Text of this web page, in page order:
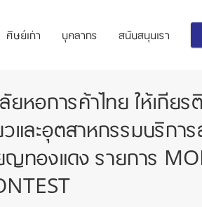
ศิษย์เก่า บุคลากร สนับสนุนเรา
อการค้าไทย ให้เกียร
ละอุตสาหกรรมบริการ
ญทองแดง รายการ